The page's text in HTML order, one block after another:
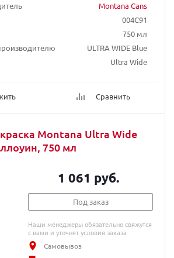
Montana Cans
004C91
750 мл
ULTRA WIDE Blue
Ultra Wide
Сравнить
Montana Ultra Wide
750 мл
1 061 руб.
Под заказ
Наши менеджеры обязательно свяжутся
с вами и уточнят условия заказа
Самовывоз